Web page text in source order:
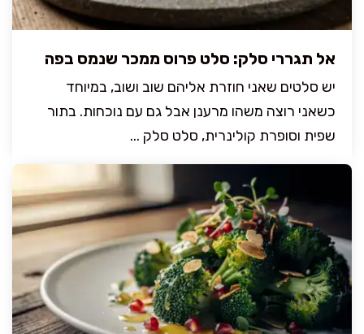
אל תגררי סלק: סלט פרוס ממכר שנמס בפה
יש סלטים שאני חוזרת אליהם שוב ושוב, במיוחד
כשאני רוצה משהו מרענן אבל גם עם נוכחות. בתור
שפית וסופרת קולינרית, סלט סלק ...